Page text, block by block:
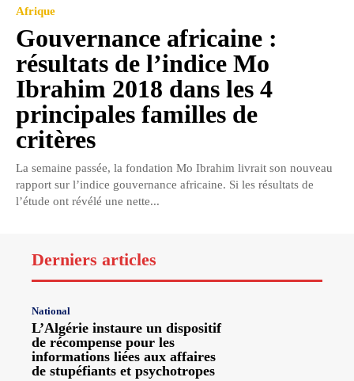
Afrique
Gouvernance africaine :
résultats de l’indice Mo
Ibrahim 2018 dans les 4
principales familles de
critères
La semaine passée, la fondation Mo Ibrahim livrait son nouveau
rapport sur l’indice gouvernance africaine. Si les résultats de
l’étude ont révélé une nette...
Derniers articles
National
L’Algérie instaure un dispositif
de récompense pour les
informations liées aux affaires
de stupéfiants et psychotropes